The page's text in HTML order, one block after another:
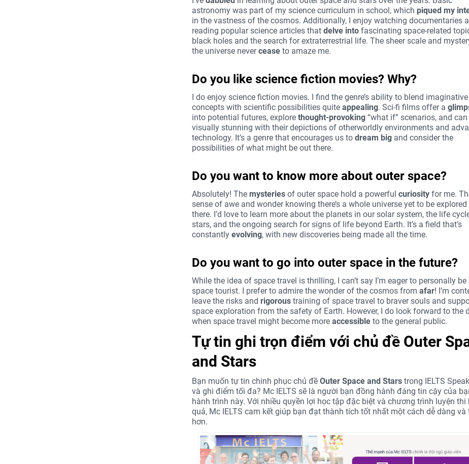
để
astronomy was part of my science curriculum in school, which piqued my
in the vastness of the cosmos. Additionally, I enjoy watching documentaries
reading popular science articles that delve into fascinating space-related
black holes and the search for extraterrestrial life. The sheer scale and
the universe nevercease to amaze me.
Do you like science fiction movies? Why?
I do enjoy science fiction movies. I find the genre’s ability to blend imaginative
concepts with scientific possibilities quite appealing. Sci-fi films offer a
into potential futures, explore thought-provoking “what if” scenarios, and can
visually stunning with their depictions of otherworldly environments and
technology. It’s a genre that encourages us to dream big and consider the
possibilities of what might be out there.
Do you want to know more about outer space?
Absolutely! The mysteries of outer space hold a powerful curiosity for me.
sense of awe and wonder knowing there’s a whole universe yet to be
there. I’d love to learn more about the planets in our solar system, the life
stars, and the ongoing search for signs of life beyond Earth. It’s a field that’s
constantly evolving, with new discoveries being made all the time.
Do you want to go into outer space in the future?
While the idea of space travel is thrilling, I can’t say I’m eager to personally be
space tourist. I prefer to admire the wonder of the cosmos from afar! I’m
leave the risks and rigorous training of space travel to braver souls and
space exploration from the safety of Earth. However, I do look forward to the
when space travel might become more accessible to the general public.
Tự tin ghi trọn điểm với chủ đề Outer
and Stars
Bạn muốn tự tin chinh phục chủ đề Outer Space and Stars trong IELTS
và ghi điểm tối đa? Mc IELTS sẽ là người bạn đồng hành đáng tin cậy của
hành trình này. Với nhiều quyền lợi học tập đặc biệt và chương trình luyện thi
quả, Mc IELTS cam kết giúp bạn đạt thành tích tốt nhất một cách dễ dàng và
hơn.